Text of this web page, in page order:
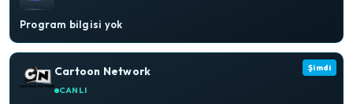
Program bilgisi yok
Şimdi
Cartoon Network
CANLI